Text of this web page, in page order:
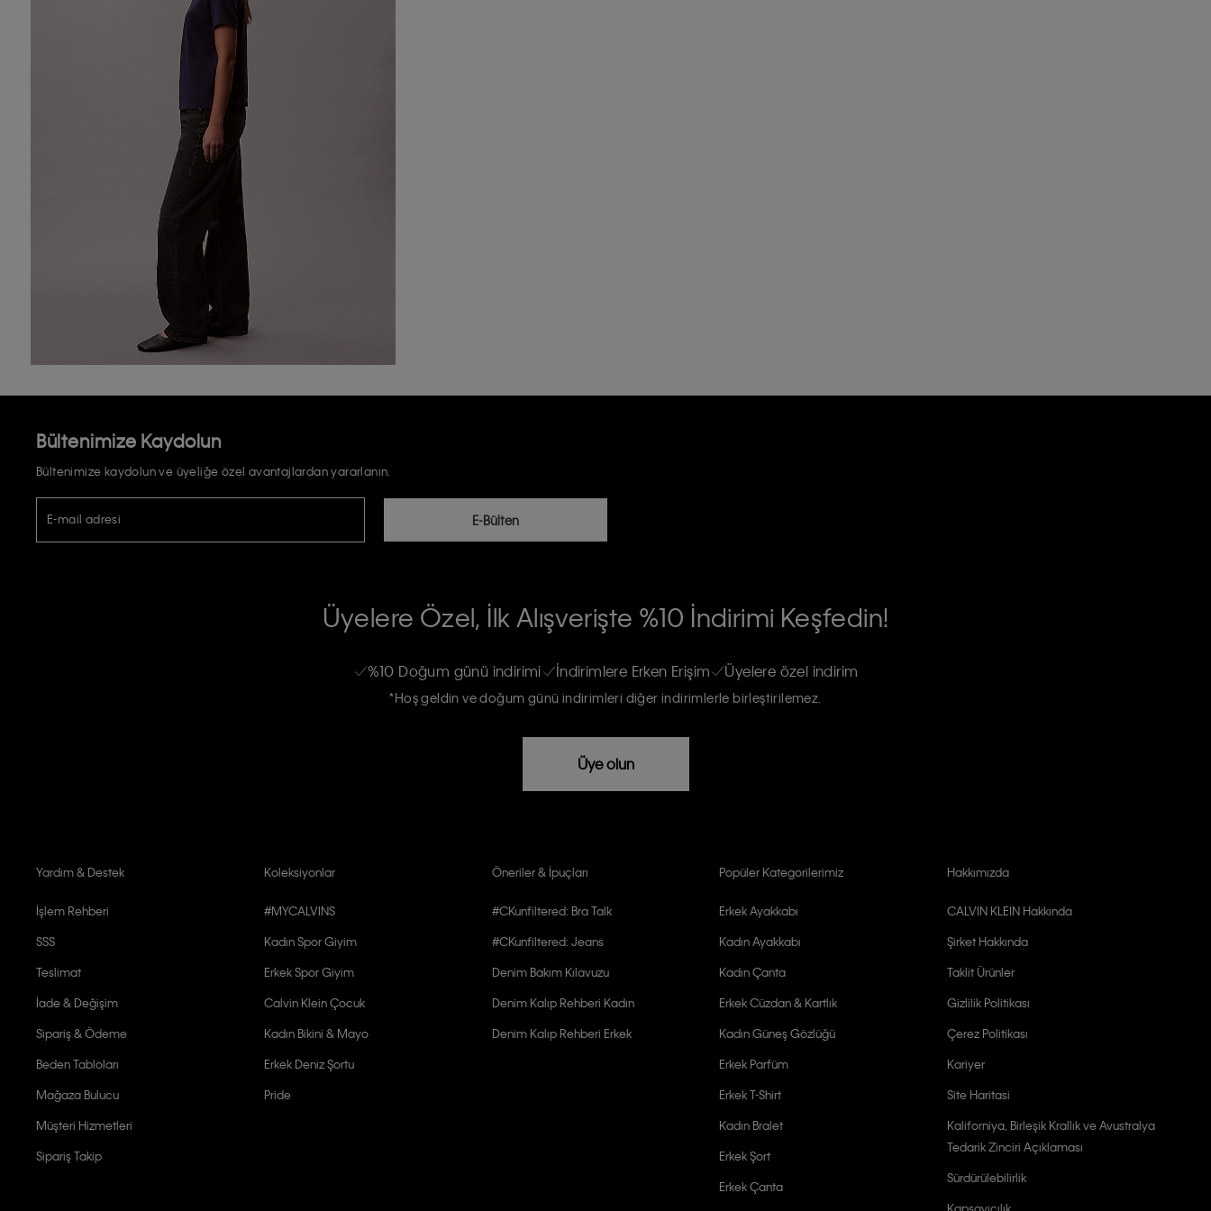
Bültenimize Kaydolun
Bültenimize kaydolun ve üyeliğe özel avantajlardan yararlanın.
E-mail adresi E-Bülten
Calvin Klein e-bültenine abone olarak, kişisel verilerimin Calvin Klein tarafına gönderileceğinin ve güncel ürün,
Üyelere Özel, İlk Alışverişte %10 İndirimi Keşfedin!
%10 Doğum günü indirimi İndirimlere Erken Erişim Üyelere özel indirim
*Hoş geldin ve doğum günü indirimleri diğer indirimlerle birleştirilemez.
Üye olun
Yardım & Destek
İşlem Rehberi
SSS
Teslimat
İade & Değişim
Sipariş & Ödeme
Beden Tabloları
Mağaza Bulucu
Müşteri Hizmetleri
Sipariş Takip
Koleksiyonlar
#MYCALVINS
Kadın Spor Giyim
Erkek Spor Giyim
Calvin Klein Çocuk
Kadın Bikini & Mayo
Erkek Deniz Şortu
Pride
Öneriler & İpuçları
#CKunfiltered: Bra Talk
#CKunfiltered: Jeans
Denim Bakım Kılavuzu
Denim Kalıp Rehberi Kadın
Denim Kalıp Rehberi Erkek
Popüler Kategorilerimiz
Erkek Ayakkabı
Kadın Ayakkabı
Kadın Çanta
Erkek Cüzdan & Kartlık
Kadın Güneş Gözlüğü
Erkek Parfüm
Erkek T-Shirt
Kadın Bralet
Erkek Şort
Erkek Çanta
Hakkımızda
CALVIN KLEIN Hakkında
Şirket Hakkında
Taklit Ürünler
Gizlilik Politikası
Çerez Politikası
Kariyer
Site Haritasi
Kaliforniya, Birleşik Krallık ve Avustralya
Tedarik Zinciri Açıklaması
Sürdürülebilirlik